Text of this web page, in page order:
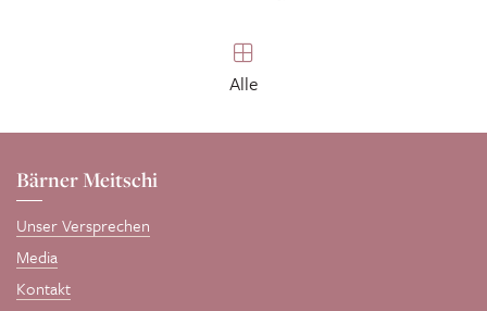
Alle
Bärner Meitschi
Unser Versprechen
Media
Kontakt